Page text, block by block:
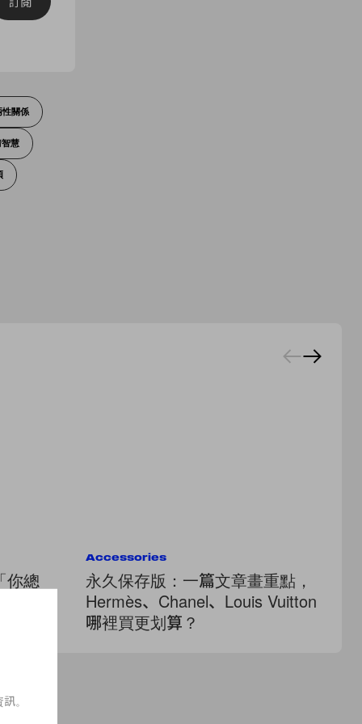
性關係
智慧
你總
Accessories
永久保存版：一篇文章畫重點，
Hermès、Chanel、Louis Vuitton
哪裡買更划算？
。